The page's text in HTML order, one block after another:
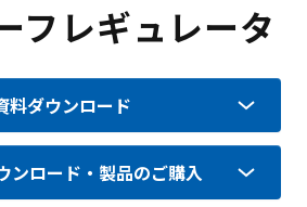
フレギュレータ
料ダウンロード
ンロード・製品のご購入